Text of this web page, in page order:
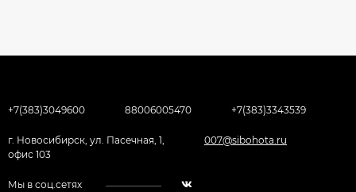
+7(383)3049600 88006005470 +7(383)3343539
г. Новосибирск, ул. Пасечная, 1,
офис 103
007@sibohota.ru
Мы в соц.сетях